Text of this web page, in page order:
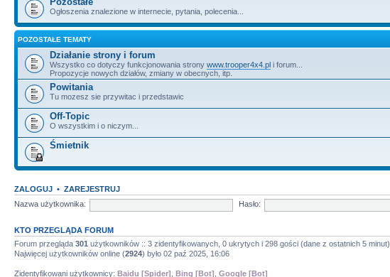
Ogłoszenia znalezione w internecie, pytania, polecenia...
POZOSTAŁE TEMATY
Działanie strony i forum
Wszystko co dotyczy funkcjonowania strony www.trooper4x4.pl i forum...
Propozycje nowych działów, zmiany w obecnych, itp.
Powitania
Tu mozesz sie przywitac i przedstawic
Off-Topic
O wszystkim i o niczym...
Śmietnik
ZALOGUJ • ZAREJESTRUJ
Nazwa użytkownika:
Hasło:
KTO PRZEGLĄDA FORUM
Forum przegląda 301 użytkowników :: 3 zidentyfikowanych, 0 ukrytych i 298 gości (dane z ostatnich 5 minut)
Najwięcej użytkowników online (2924) było 02 paź 2025, 16:06
Zidentyfikowani użytkownicy: Baidu [Spider] Bing [Bot] Google [Bot]